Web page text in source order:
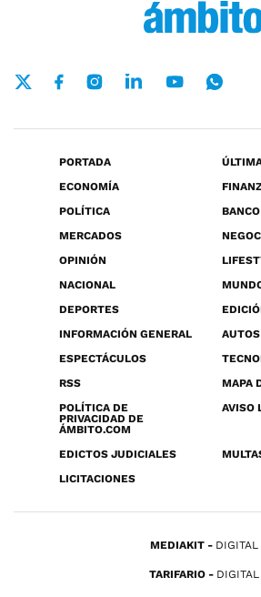
PORTADA
ECONOMÍA
POLÍTICA
MERCADOS
OPINIÓN
NACIONAL
DEPORTES
INFORMACIÓN GENERAL
AUTOS
ESPECTÁCULOS
RSS
MAPA
POLÍTICA DE
PRIVACIDAD DE
ÁMBITO.COM
AVISO
EDICTOS JUDICIALES
LICITACIONES
MEDIAKIT DIGITAL
TARIFARIO DIGITAL